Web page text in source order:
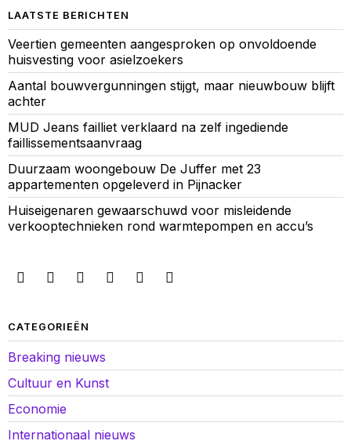
LAATSTE BERICHTEN
Veertien gemeenten aangesproken op onvoldoende
huisvesting voor asielzoekers
Aantal bouwvergunningen stijgt, maar nieuwbouw blijft
achter
MUD Jeans failliet verklaard na zelf ingediende
faillissementsaanvraag
Duurzaam woongebouw De Juffer met 23
appartementen opgeleverd in Pijnacker
Huiseigenaren gewaarschuwd voor misleidende
verkooptechnieken rond warmtepompen en accu’s
CATEGORIEËN
Breaking nieuws
Cultuur en Kunst
Economie
Internationaal nieuws